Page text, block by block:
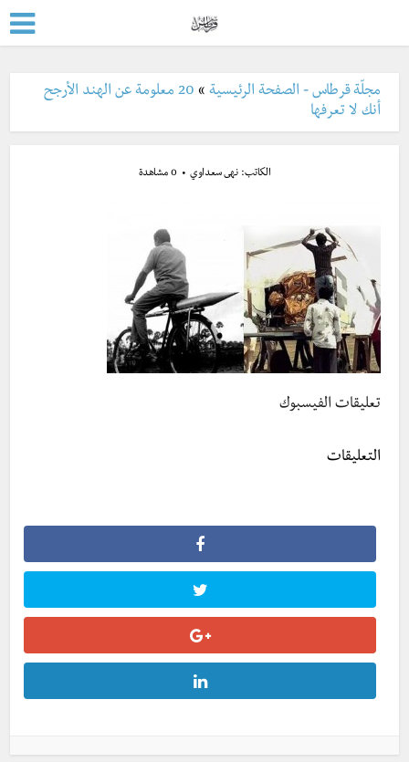
مجلّة قرطاس - الصفحة الرئيسية »
20 معلومة عن الهند الأرجح
أنك لا تعرفها
الكاتب:نهى سعداوي 0 مشاهدة
تعليقات الفيسبوك
التعليقات